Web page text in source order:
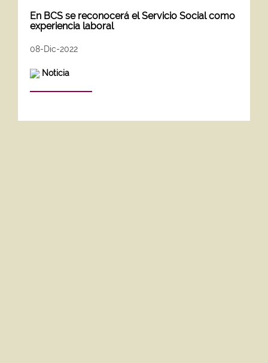
En BCS se reconocerá el Servicio Social como
experiencia laboral
08-Dic-2022
Noticia